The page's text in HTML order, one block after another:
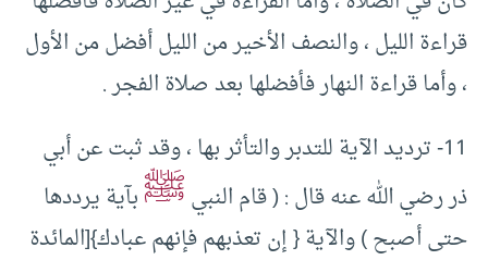
قراءة الليل ، والنصف الأخير من الليل أفضل من الأول
، وأما قراءة النهار فأفضلها بعد صلاة الفجر .
11- ترديد الآية للتدبر والتأثر بها ، وقد ثبت عن أبي
ذر رضي الله عنه قال : ( قام النبيﷺبآية يرددها
حتى أصبح ) والآية { إن تعذبهم فإنهم عبادك}[المائدة